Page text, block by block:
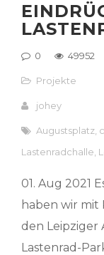
0 49952
Projekte
johey
Augustsplatz
Lastenradchalle
01. Aug 2021
haben wir mit
den Leipziger
Lastenrad-